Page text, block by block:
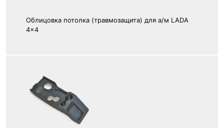
Облицовка потолка (травмозащита) для а/м LADA
4x4